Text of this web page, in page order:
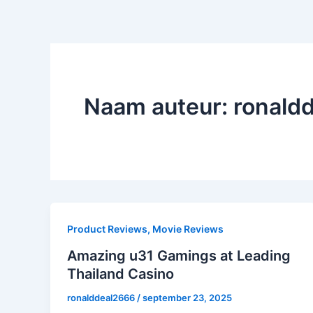
Naam auteur:
Product Reviews, Movie Reviews
Amazing u31 Gamings at Leading
Thailand Casino
ronalddeal2666 /september 23, 2025